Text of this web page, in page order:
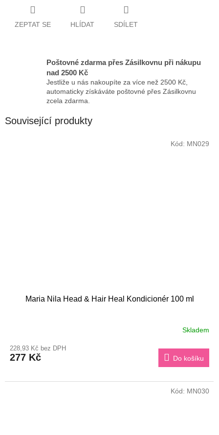
ZEPTAT SE HLÍDAT SDÍLET
Poštovné zdarma přes Zásilkovnu při nákupu
nad 2500 Kč
Jestliže u nás nakoupíte za více než 2500 Kč,
automaticky získáváte poštovné přes Zásilkovnu
zcela zdarma.
Související produkty
Maria Nila Head & Hair Heal Kondicionér 100 ml
Skladem
228,93 Kč bez DPH
277 Kč Do košíku
Kód: MN029
Kód: MN030